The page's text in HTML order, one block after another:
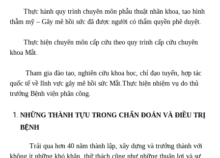
Thực hành quy trình chuyên môn phẫu thuật nhãn khoa, tạo hình
thẫm mỹ – Gây mê hồi sức đã được người có thẩm quyền phê duyệt.
Thực hiện chuyên môn cấp cứu theo quy trình cấp cứu chuyên
khoa Mắt.
Tham gia đào tạo, nghiên cứu khoa học, chỉ đạo tuyến, hợp tác
quốc tế về lĩnh vực gây mê hồi sức Mắt.Thực hiện nhiệm vụ do thủ
trưởng Bệnh viện phân công.
NHỮNG THÀNH TỰU TRONG CHẨN ĐOÁN VÀ ĐIỀU TRỊ
BỆNH
Trải qua hơn 40 năm thành lập, xây dựng và trưởng thành với
không ít những khó khăn, thử thách cũng như những thuận lợi và sự